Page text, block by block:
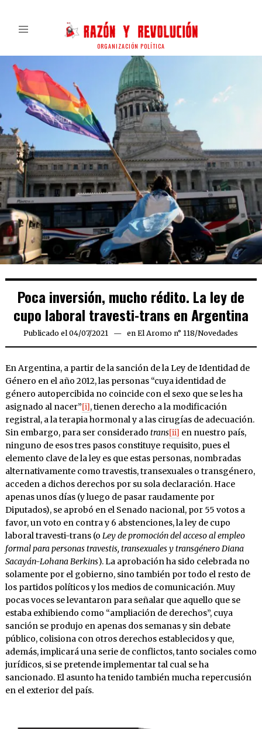
ORGANIZACIÓN POLÍTICA
Poca inversión, mucho rédito. La ley de
cupo laboral travesti-trans en Argentina
Publicado el 04/07/2021 04/07/2021
en El Aromo n° 118/Novedades
En Argentina, a partir de la sanción de la Ley de Identidad de
Género en el año 2012, las personas “cuya identidad de
género autopercibida no coincide con el sexo que se les ha
asignado al nacer”[i], tienen derecho a la modificación
registral, a la terapia hormonal y a las cirugías de adecuación.
Sin embargo, para ser considerado trans[ii] en nuestro país,
ninguno de esos tres pasos constituye requisito, pues el
elemento clave de la ley es que estas personas, nombradas
alternativamente como travestis, transexuales o transgénero,
acceden a dichos derechos por su sola declaración. Hace
apenas unos días (y luego de pasar raudamente por
Diputados), se aprobó en el Senado nacional, por 55 votos a
favor, un voto en contra y 6 abstenciones, la ley de cupo
laboral travesti-trans (o Ley de promoción del acceso al empleo
formal para personas travestis, transexuales y transgénero Diana
Sacayán-Lohana Berkins). La aprobación ha sido celebrada no
solamente por el gobierno, sino también por todo el resto de
los partidos políticos y los medios de comunicación. Muy
pocas voces se levantaron para señalar que aquello que se
estaba exhibiendo como “ampliación de derechos”, cuya
sanción se produjo en apenas dos semanas y sin debate
público, colisiona con otros derechos establecidos y que,
además, implicará una serie de conflictos, tanto sociales como
jurídicos, si se pretende implementar tal cual se ha
sancionado. El asunto ha tenido también mucha repercusión
en el exterior del país.